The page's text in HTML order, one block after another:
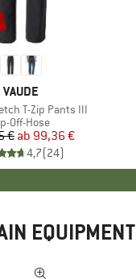
MARKE
VAUDE
T-Zip Pants III
Off-Hose
Preis
€ reduzierter Preis
ab 99,36 €
4,7(24)
EQUIPMENT